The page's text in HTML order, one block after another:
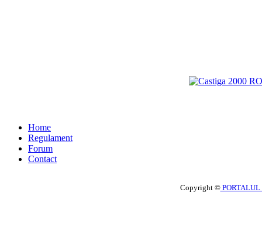
Home
Regulament
Forum
Contact
Copyright ©PORTALUL